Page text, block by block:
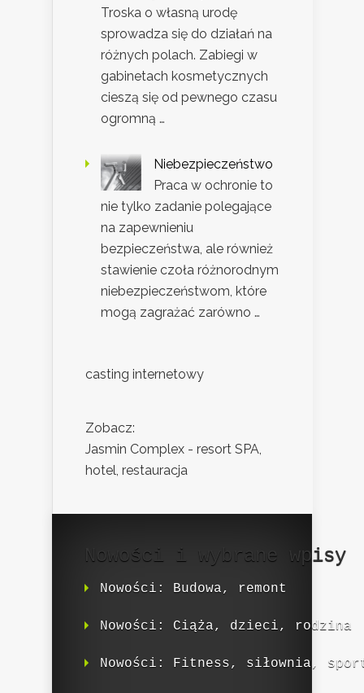
Troska o własną urodę
sprowadza się do działań na
różnych polach. Zabiegi w
gabinetach kosmetycznych
cieszą się od pewnego czasu
ogromną …
Niebezpieczeństwo
Praca w ochronie to
nie tylko zadanie polegające
na zapewnieniu
bezpieczeństwa, ale również
stawienie czoła różnorodnym
niebezpieczeństwom, które
mogą zagrażać zarówno …
casting internetowy
Zobacz:
Jasmin Complex - resort SPA,
hotel, restauracja
Nowości i wybrane wpisy
Nowości: Budowa, remont
Nowości: Ciąża, dzieci, rodzina
Nowości: Fitness, siłownia,